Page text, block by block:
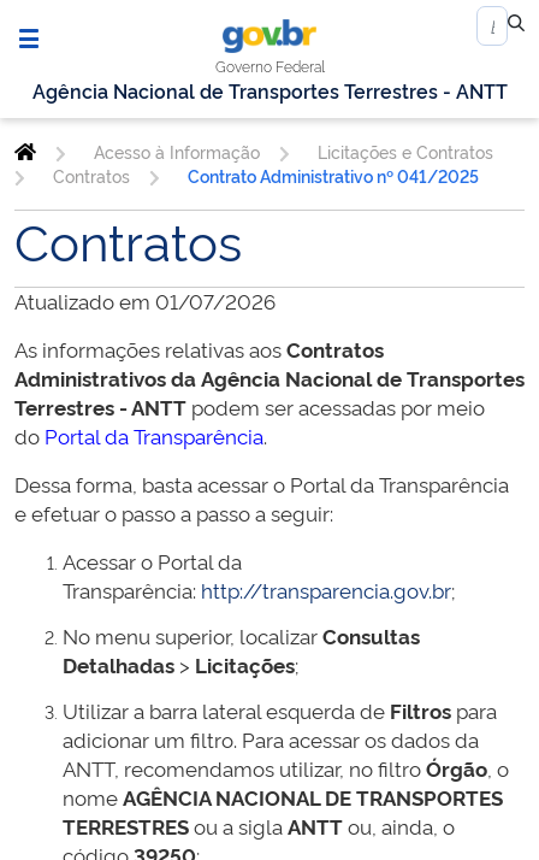
Governo Federal
Agência Nacional de Transportes Terrestres - ANTT
Acesso à Informação
Licitações e Contratos
Contratos
Contrato Administrativo nº 041/2025
Contratos
Atualizado em 01/07/2026
As informações relativas aosContratos
Administrativos daAgência Nacional de Transportes
Terrestres - ANTT podem ser acessadas por meio
do Portal da Transparência.
Dessa forma, basta acessar o Portal da Transparência
e efetuar o passo a passo a seguir:
Acessar o Portal da
Transparência: http://transparencia.gov.br;
No menu superior, localizarConsultas
Detalhadas > Licitações;
Utilizar a barra lateral esquerda de Filtros para
adicionar um filtro. Para acessar os dados da
ANTT, recomendamos utilizar, no filtroÓrgão , o
nomeAGÊNCIA NACIONAL DE TRANSPORTES
TERRESTRESou a siglaANTTou, ainda, o